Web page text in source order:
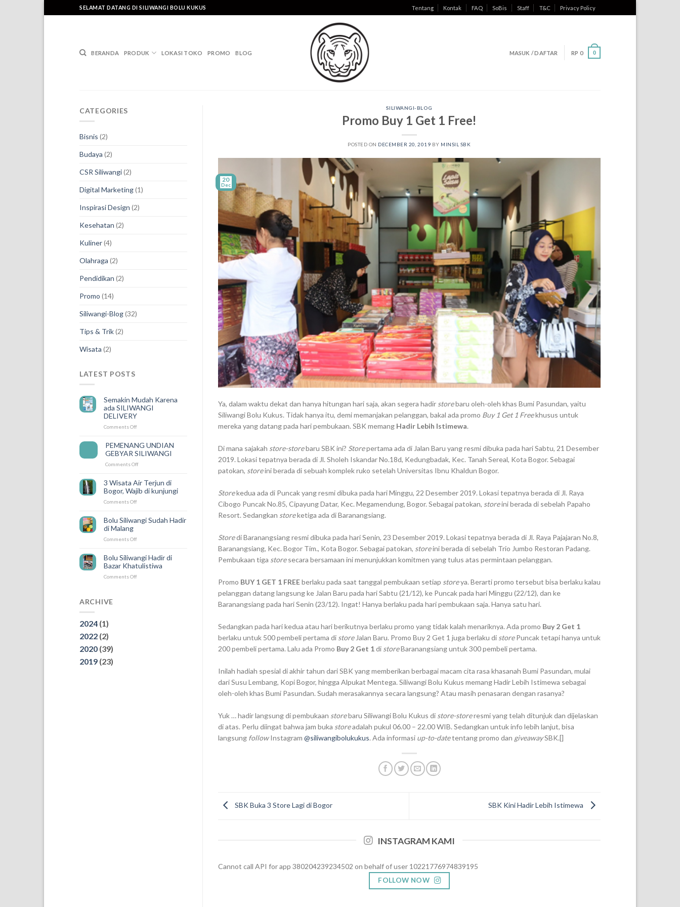
to
SELAMAT DATANG DI SILIWANGI BOLU KUKUS Tentang Kontak FAQ SoBis Staff T&C Privacy Policy
BERANDA PRODUK LOKASI TOKO PROMO BLOG MASUK / DAFTAR RP 0 0
CATEGORIES
Bisnis (2)
Budaya (2)
CSR Siliwangi(2)
Digital Marketing(1)
Inspirasi Design (2)
Kesehatan (2)
Kuliner(4)
Olahraga (2)
Pendidikan (2)
Promo (14)
Siliwangi-Blog(32)
Tips & Trik(2)
Wisata (2)
LATEST POSTS
Semakin Mudah Karena
ada SILIWANGI
DELIVERY
Comments Offon
Mudah
Karena
ada
SILIWANGI
PEMENANG UNDIAN
GEBYAR SILIWANGI
Comments Offon
UNDIAN
GEBYAR
SILIWANGI
3 Wisata Air Terjun di
Bogor, Wajib di kunjungi
Comments Offon
Wisata
Air
di
Wajib
di
kunjungi
Bolu Siliwangi Sudah Hadir
di Malang
Comments Offon
Siliwangi
Sudah
Hadir
di
Bolu Siliwangi Hadir di
Bazar Khatulistiwa
Comments Offon
ARCHIVE
2024 (1)
2022 (2)
2020 (39)
2019 (23)
SILIWANGI-BLOG
Promo Buy 1 Get 1 Free!
POSTED ON DECEMBER 20, 2019 BY MINSIL SBK
20
Dec
Ya, dalam waktu dekat dan hanya hitungan hari saja, akan segera hadir storebaru oleh-oleh khas Bumi Pasundan, yaitu
Siliwangi Bolu Kukus. Tidak hanya itu, demi memanjakan pelanggan, bakal ada promo Buy 1 Get 1 Freekhusus untuk
mereka yang datang pada hari pembukaan. SBK memang Hadir Lebih Istimewa.
Di mana sajakah store-storebaru SBK ini? Storepertama ada di Jalan Baru yang resmi dibuka pada hari Sabtu, 21 Desember
2019. Lokasi tepatnya berada di Jl. Sholeh Iskandar No.18d, Kedungbadak, Kec. Tanah Sereal, Kota Bogor. Sebagai
patokan, storeini berada di sebuah komplek ruko setelah Universitas Ibnu Khaldun Bogor.
Storekedua ada di Puncak yang resmi dibuka pada hari Minggu, 22 Desember 2019. Lokasi tepatnya berada di Jl. Raya
Cibogo Puncak No.85, Cipayung Datar, Kec. Megamendung, Bogor. Sebagai patokan, storeini berada di sebelah Papaho
Resort. Sedangkan storeketiga ada di Baranangsiang.
Storedi Baranangsiang resmi dibuka pada hari Senin, 23 Desember 2019. Lokasi tepatnya berada di Jl. Raya Pajajaran No.8,
Baranangsiang, Kec. Bogor Tim., Kota Bogor. Sebagai patokan, storeini berada di sebelah Trio Jumbo Restoran Padang.
Pembukaan tiga storesecara bersamaan ini menunjukkan komitmen yang tulus atas permintaan pelanggan.
Promo BUY 1 GET 1 FREEberlaku pada saat tanggal pembukaan setiap storeya. Berarti promo tersebut bisa berlaku kalau
pelanggan datang langsung ke Jalan Baru pada hari Sabtu (21/12), ke Puncak pada hari Minggu (22/12), dan ke
Baranangsiang pada hari Senin (23/12). Ingat! Hanya berlaku pada hari pembukaan saja. Hanya satu hari.
Sedangkan pada hari kedua atau hari berikutnya berlaku promo yang tidak kalah menariknya. Ada promo Buy 2 Get 1
berlaku untuk 500 pembeli pertama di storeJalan Baru. Promo Buy 2 Get 1 juga berlaku di storePuncak tetapi hanya untuk
200 pembeli pertama. Lalu ada Promo Buy 2 Get 1di storeBaranangsiang untuk 300 pembeli pertama.
Inilah hadiah spesial di akhir tahun dari SBK yang memberikan berbagai macam cita rasa khasanah Bumi Pasundan, mulai
dari Susu Lembang, Kopi Bogor, hingga Alpukat Mentega. Siliwangi Bolu Kukus memang Hadir Lebih Istimewa sebagai
oleh-oleh khas Bumi Pasundan. Sudah merasakannya secara langsung? Atau masih penasaran dengan rasanya?
Yuk … hadir langsung di pembukaan storebaru Siliwangi Bolu Kukus di store-storeresmi yang telah ditunjuk dan dijelaskan
di atas. Perlu diingat bahwa jam buka storeadalah pukul 06.00 – 22.00 WIB. Sedangkan untuk info lebih lanjut, bisa
langsung followInstagram @siliwangibolukukus. Ada informasi up-to-datetentang promo dan giveawaySBK.[]
SBK Buka 3 Store Lagi di Bogor SBK Kini Hadir Lebih Istimewa
INSTAGRAM KAMI
Cannot call API for app 380204239234502 on behalf of user 10221776974839195
FOLLOW NOW